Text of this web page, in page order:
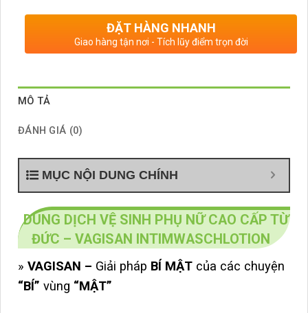
ĐẶT HÀNG NHANH
Giao hàng tận nơi - Tích lũy điểm trọn đời
MÔ TẢ
ĐÁNH GIÁ (0)
MỤC NỘI DUNG CHÍNH
DUNG DỊCH VỆ SINH PHỤ NỮ CAO CẤP TỪ
ĐỨC – VAGISAN INTIMWASCHLOTION
» VAGISAN – Giải pháp BÍ MẬT của các chuyện
“BÍ” vùng “MẬT”